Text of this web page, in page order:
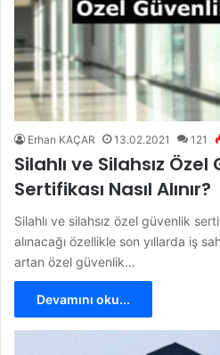
Erhan KAÇAR 13.02.2021 121
Silahlı ve Silahsız
Sertifikası Nasıl Alınır?
Silahlı ve silahsız özel güvenlik
alınacağı özellikle son yıllarda iş
artan özel güvenlik…
Devamını oku...